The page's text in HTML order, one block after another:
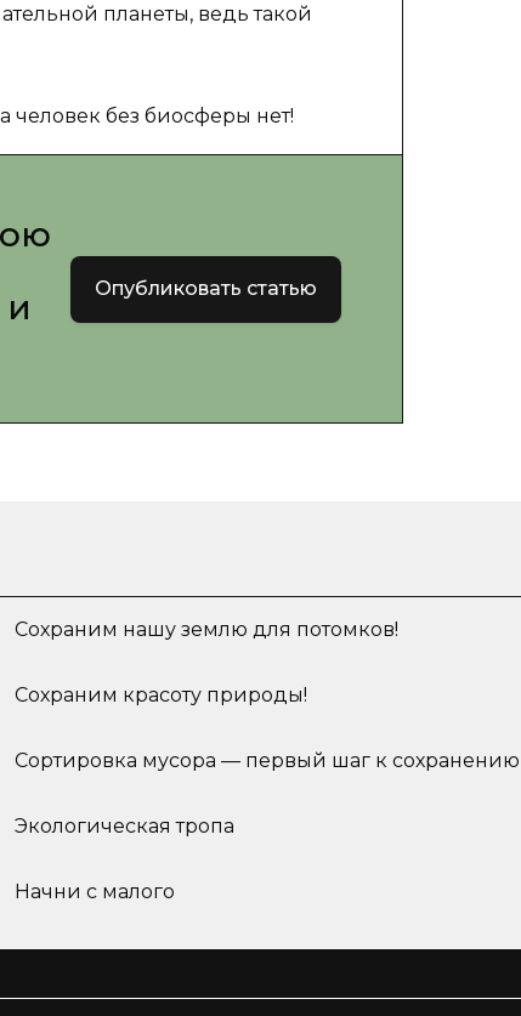
планеты, ведь такой
человек без биосферы нет!
Опубликовать статью
Сохраним нашу землю для потомков!
Сохраним красоту природы!
Сортировка мусора — первый шаг к сохранению
Экологическая тропа
Начни с малого